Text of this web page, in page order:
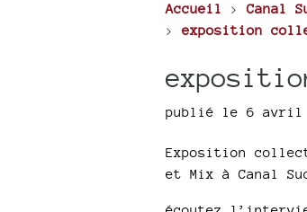
Accueil >Canal
> exposition
publié le 6 avril
Exposition
et Mix à Canal